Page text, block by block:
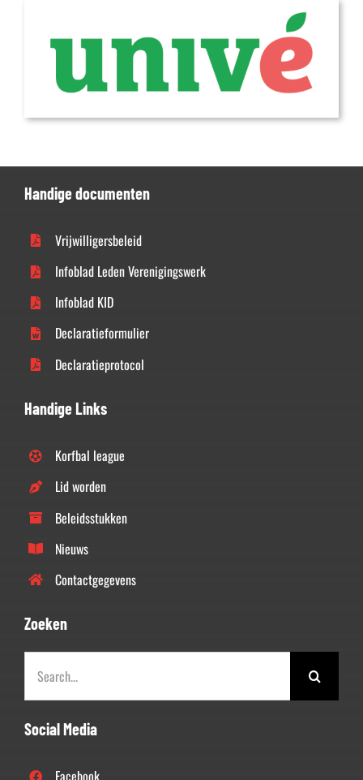
Handige documenten
Vrijwilligersbeleid
Infoblad Leden Verenigingswerk
Infoblad KID
Declaratieformulier
Declaratieprotocol
Handige Links
Korfbal league
Lid worden
Beleidsstukken
Nieuws
Contactgegevens
Zoeken
naar:
Social Media